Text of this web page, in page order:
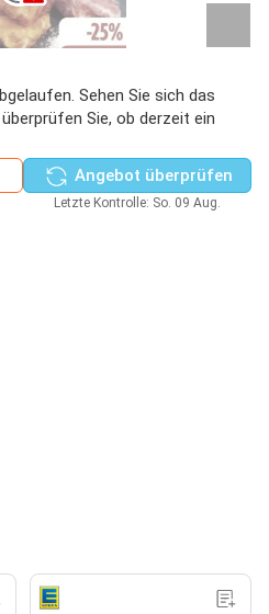
Sehen Sie sich das
Sie, ob derzeit ein
Angebot überprüfen
Letzte Kontrolle: So. 09 Aug.